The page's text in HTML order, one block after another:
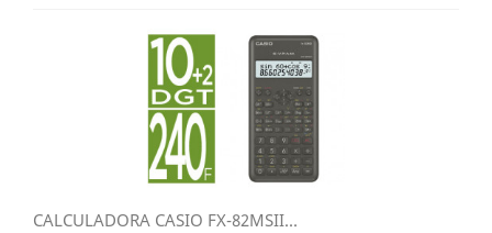
CALCULADORA CASIO FX-82MSII...